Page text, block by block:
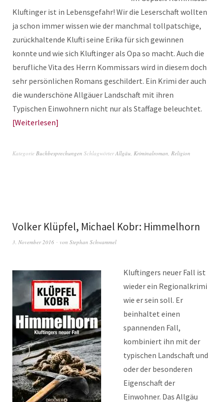
Kluftinger ist in Lebensgefahr! Wir die Leserschaft wollten
ja schon immer wissen wie der manchmal tollpatschige,
zurückhaltende Klufti seine Erika für sich gewinnen
konnte und wie sich Kluftinger als Opa so macht. Auch die
berufliche Vita des Herrn Kommissars wird in diesem doch
sehr persönlichen Romans geschildert. Ein Krimi der auch
die wunderschöne Allgäuer Landschaft mit ihren
Typischen Einwohnern nicht nur als Staffage beleuchtet.
Weiterlesen
Kategorie Buchbesprechungen SchlagwörterAllgäu, Kriminalroman, Religion
Volker Klüpfel, Michael Kobr: Himmelhorn
3. November 2016 von Stephan Schwammel
Kluftingers neuer Fall ist
wieder ein Regionalkrimi
wie er sein soll. Er
beinhaltet einen
spannenden Fall,
kombiniert ihn mit der
typischen Landschaft und
oder der besonderen
Eigenschaft der
Einwohner. Das Allgäu